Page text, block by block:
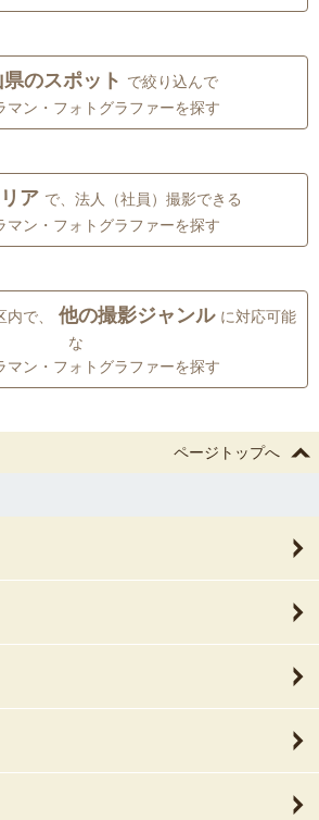
県のスポット で絞り込んで
マン・フォトグラファーを探す
ア で、法人（社員）撮影できる
マン・フォトグラファーを探す
で、 他の撮影ジャンル に対応可能
な
マン・フォトグラファーを探す
ページトップへ